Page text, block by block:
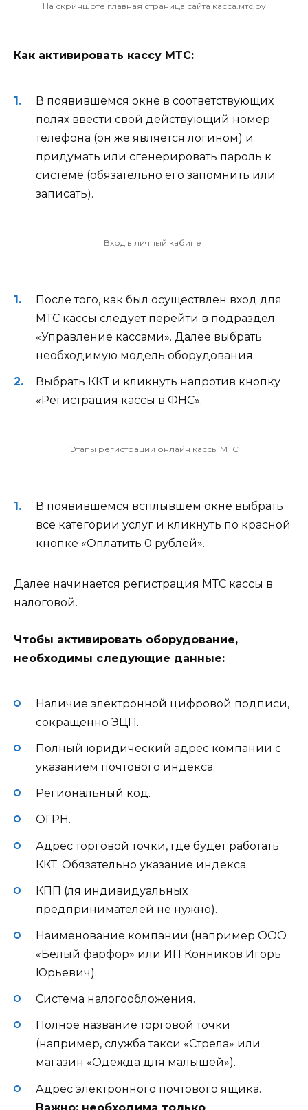
На скриншоте главная страница сайта касса.мтс.ру
Как активировать кассу МТС:
В появившемся окне в соответствующих
полях ввести свой действующий номер
телефона (он же является логином) и
придумать или сгенерировать пароль к
системе (обязательно его запомнить или
записать).
Вход в личный кабинет
После того, как был осуществлен вход для
МТС кассы следует перейти в подраздел
«Управление кассами». Далее выбрать
необходимую модель оборудования.
Выбрать ККТ и кликнуть напротив кнопку
«Регистрация кассы в ФНС».
Этапы регистрации онлайн кассы МТС
В появившемся всплывшем окне выбрать
все категории услуг и кликнуть по красной
кнопке «Оплатить 0 рублей».
Далее начинается регистрация МТС кассы в
налоговой.
Чтобы активировать оборудование,
необходимы следующие данные:
Наличие электронной цифровой подписи,
сокращенно ЭЦП.
Полный юридический адрес компании с
указанием почтового индекса.
Региональный код.
ОГРН.
Адрес торговой точки, где будет работать
ККТ. Обязательно указание индекса.
КПП (ля индивидуальных
предпринимателей не нужно).
Наименование компании (например ООО
«Белый фарфор» или ИП Конников Игорь
Юрьевич).
Система налогообложения.
Полное название торговой точки
(например, служба такси «Стрела» или
магазин «Одежда для малышей»).
Адрес электронного почтового ящика.
Важно: необходима только